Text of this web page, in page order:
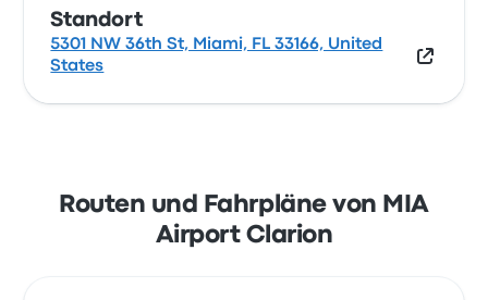
Standort
5301 NW 36th St, Miami, FL 33166, United
States
Routen und Fahrpläne von MIA
Airport Clarion